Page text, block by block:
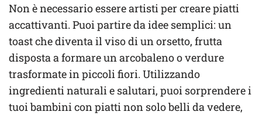
Non è necessario essere artisti per creare piatti
accattivanti. Puoi partire da idee semplici: un
toast che diventa il viso di un orsetto, frutta
disposta a formare un arcobaleno o verdure
trasformate in piccoli fiori. Utilizzando
ingredienti naturali e salutari, puoi sorprendere i
tuoi bambini con piatti non solo belli da vedere,